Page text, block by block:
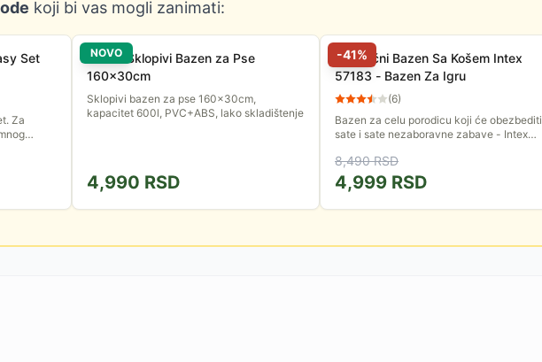
koji bi vas mogli zanimati:
Set
Za
je...
NOVO
Purlov Sklopivi Bazen za Pse
160x30cm
Sklopivi bazen za pse 160x30cm,
kapacitet 600l, PVC+ABS, lako skladištenje
4,990 RSD
-41%
Porodični Bazen Sa Košem Intex
57183 - Bazen Za Igru
(6)
Bazen za celu porodicu koji će obezbediti
sate i sate nezaboravne zabave - Intex
Zahvata 682 litra vode kada se...
8,490RSD
4,999 RSD